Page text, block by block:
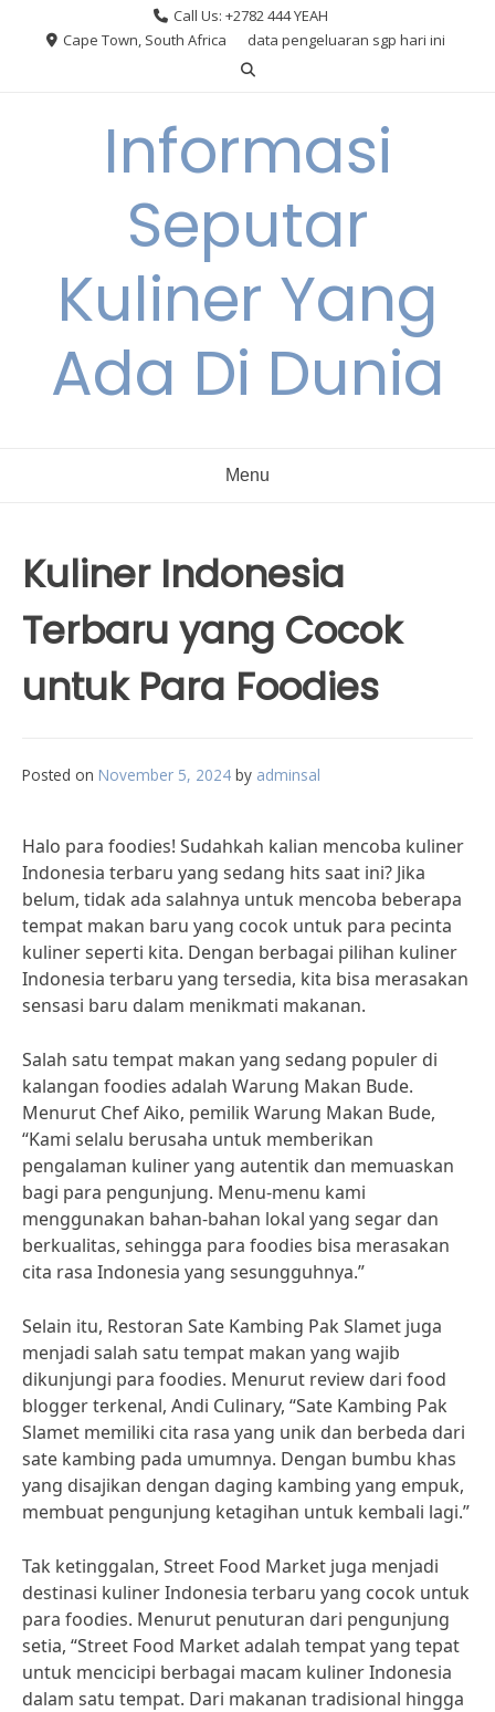
Call Us: +2782 444 YEAH
Cape Town, South Africa
data pengeluaran sgp hari ini
Informasi
Seputar
Kuliner Yang
Ada Di Dunia
Menu
Kuliner Indonesia
Terbaru yang Cocok
untuk Para Foodies
Posted on November 5, 2024 by adminsal
Halo para foodies! Sudahkah kalian mencoba kuliner
Indonesia terbaru yang sedang hits saat ini? Jika
belum, tidak ada salahnya untuk mencoba beberapa
tempat makan baru yang cocok untuk para pecinta
kuliner seperti kita. Dengan berbagai pilihan kuliner
Indonesia terbaru yang tersedia, kita bisa merasakan
sensasi baru dalam menikmati makanan.
Salah satu tempat makan yang sedang populer di
kalangan foodies adalah Warung Makan Bude.
Menurut Chef Aiko, pemilik Warung Makan Bude,
“Kami selalu berusaha untuk memberikan
pengalaman kuliner yang autentik dan memuaskan
bagi para pengunjung. Menu-menu kami
menggunakan bahan-bahan lokal yang segar dan
berkualitas, sehingga para foodies bisa merasakan
cita rasa Indonesia yang sesungguhnya.”
Selain itu, Restoran Sate Kambing Pak Slamet juga
menjadi salah satu tempat makan yang wajib
dikunjungi para foodies. Menurut review dari food
blogger terkenal, Andi Culinary, “Sate Kambing Pak
Slamet memiliki cita rasa yang unik dan berbeda dari
sate kambing pada umumnya. Dengan bumbu khas
yang disajikan dengan daging kambing yang empuk,
membuat pengunjung ketagihan untuk kembali lagi.”
Tak ketinggalan, Street Food Market juga menjadi
destinasi kuliner Indonesia terbaru yang cocok untuk
para foodies. Menurut penuturan dari pengunjung
setia, “Street Food Market adalah tempat yang tepat
untuk mencicipi berbagai macam kuliner Indonesia
dalam satu tempat. Dari makanan tradisional hingga